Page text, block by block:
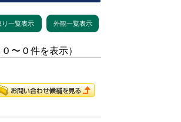
（ 0 〜 0 件を表示）